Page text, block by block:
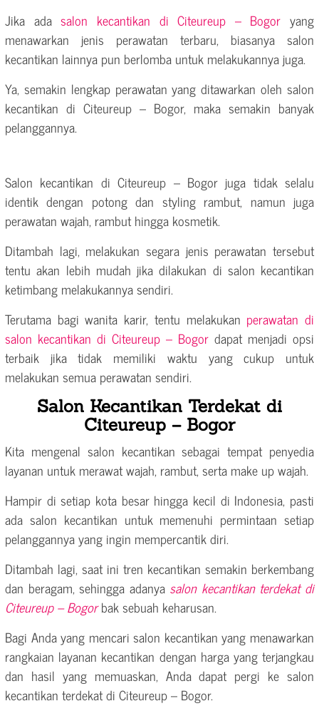
Jika ada salon kecantikan di Citeureup – Bogor yang
menawarkan jenis perawatan terbaru, biasanya salon
kecantikan lainnya pun berlomba untuk melakukannya juga.
Ya, semakin lengkap perawatan yang ditawarkan oleh salon
kecantikan di Citeureup – Bogor, maka semakin banyak
pelanggannya.
Salon kecantikan di Citeureup – Bogor juga tidak selalu
identik dengan potong dan styling rambut, namun juga
perawatan wajah, rambut hingga kosmetik.
Ditambah lagi, melakukan segara jenis perawatan tersebut
tentu akan lebih mudah jika dilakukan di salon kecantikan
ketimbang melakukannya sendiri.
Terutama bagi wanita karir, tentu melakukan perawatan di
salon kecantikan di Citeureup – Bogor dapat menjadi opsi
terbaik jika tidak memiliki waktu yang cukup untuk
melakukan semua perawatan sendiri.
Salon Kecantikan Terdekat di
Citeureup – Bogor
Kita mengenal salon kecantikan sebagai tempat penyedia
layanan untuk merawat wajah, rambut, serta make up wajah.
Hampir di setiap kota besar hingga kecil di Indonesia, pasti
ada salon kecantikan untuk memenuhi permintaan setiap
pelanggannya yang ingin mempercantik diri.
Ditambah lagi, saat ini tren kecantikan semakin berkembang
dan beragam, sehingga adanya salon kecantikan terdekat di
Citeureup – Bogorbak sebuah keharusan.
Bagi Anda yang mencari salon kecantikan yang menawarkan
rangkaian layanan kecantikan dengan harga yang terjangkau
dan hasil yang memuaskan, Anda dapat pergi ke salon
kecantikan terdekat di Citeureup – Bogor.